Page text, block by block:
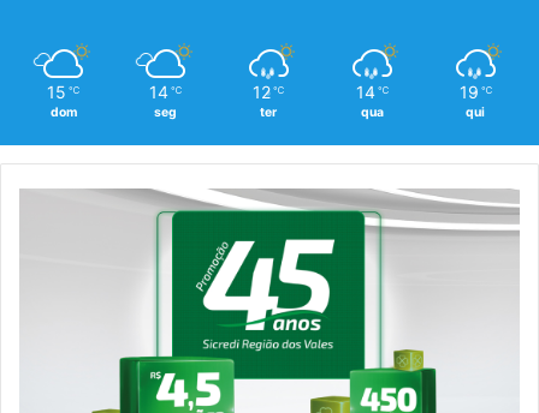
15 ℃
dom
14 ℃
seg
12 ℃
ter
14 ℃
qua
19 ℃
qui